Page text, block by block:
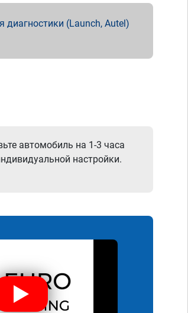
(Launch, Autel)
автомобиль на 1-3 часа
настройки.